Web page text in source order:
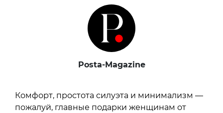
Posta-Magazine
Комфорт, простота силуэта и минимализм —
пожалуй, главные подарки женщинам от